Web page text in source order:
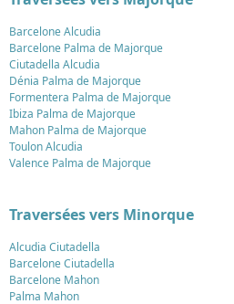
Barcelone Alcudia
Barcelone Palma de Majorque
Ciutadella Alcudia
Dénia Palma de Majorque
Formentera Palma de Majorque
Ibiza Palma de Majorque
Mahon Palma de Majorque
Toulon Alcudia
Valence Palma de Majorque
Traversées vers Minorque
Alcudia Ciutadella
Barcelone Ciutadella
Barcelone Mahon
Palma Mahon